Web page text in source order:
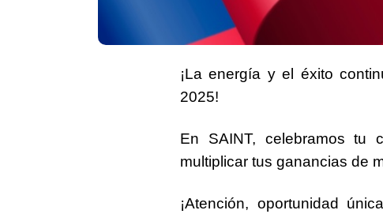
¡La energía y el éxito
2025!
En SAINT, celebramos tu
multiplicar tus ganancias de
¡Atención, oportunidad